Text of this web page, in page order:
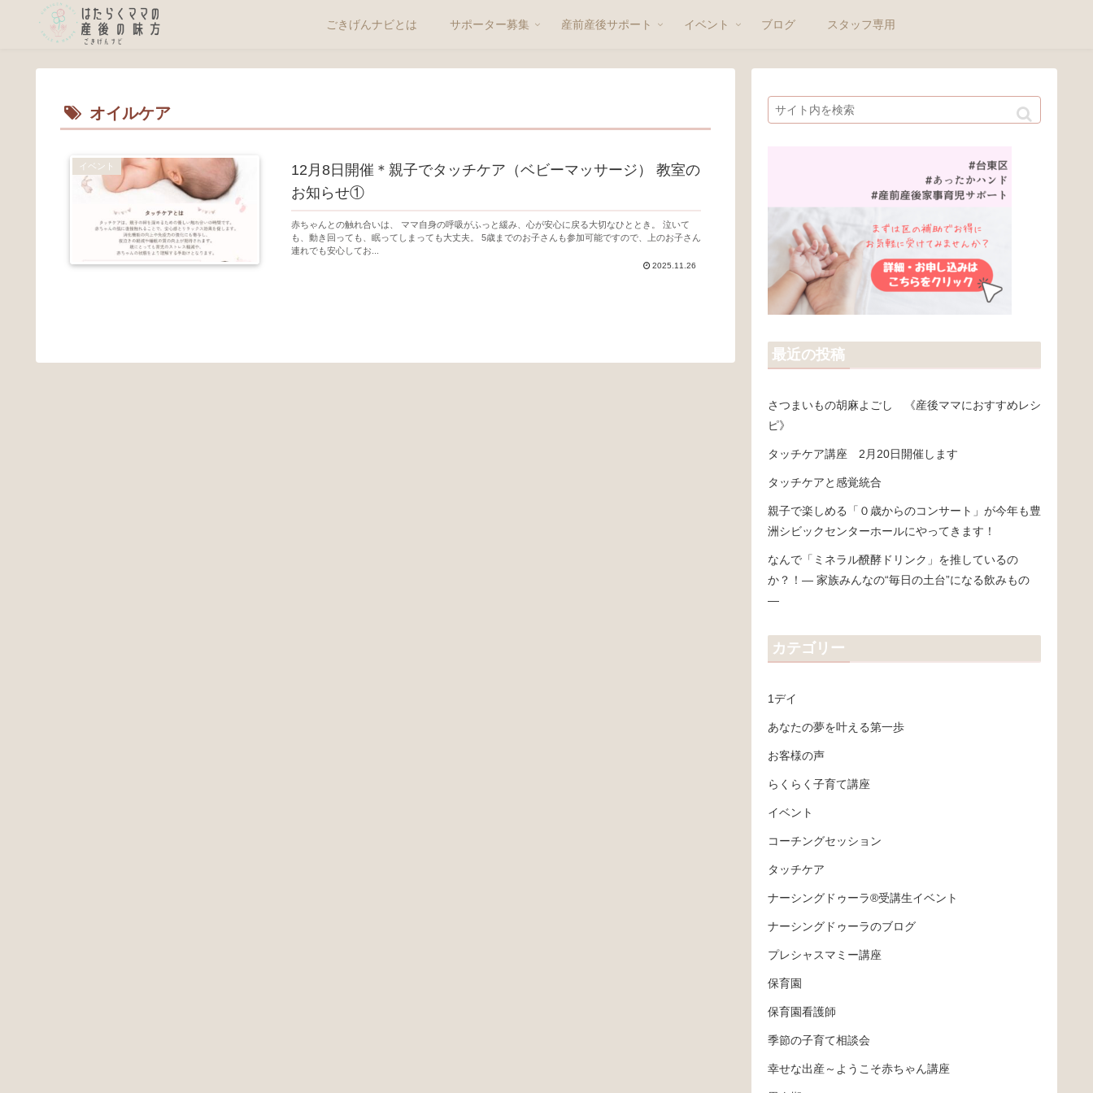
ごきげんナビとは サポーター募集 産前産後サポート イベント ブログ スタッフ専用
オイルケア
イベント
12月8日開催＊親子でタッチケア（ベビーマッサージ） 教室の
お知らせ①
赤ちゃんとの触れ合いは、 ママ自身の呼吸がふっと緩み、心が安心に戻る大切なひととき。 泣いて
も、動き回っても、眠ってしまっても大丈夫。 5歳までのお子さんも参加可能ですので、上のお子さん
連れでも安心してお...
2025.11.26
最近の投稿
さつまいもの胡麻よごし 《産後ママにおすすめレシ
ピ》
タッチケア講座 2月20日開催します
タッチケアと感覚統合
親子で楽しめる「０歳からのコンサート」が今年も豊
洲シビックセンターホールにやってきます！
なんで「ミネラル醗酵ドリンク」を推しているの
か？！― 家族みんなの“毎日の土台”になる飲みもの
―
カテゴリー
1デイ
あなたの夢を叶える第一歩
お客様の声
らくらく子育て講座
イベント
コーチングセッション
タッチケア
ナーシングドゥーラ®受講生イベント
ナーシングドゥーラのブログ
プレシャスマミー講座
保育園
保育園看護師
季節の子育て相談会
幸せな出産～ようこそ赤ちゃん講座